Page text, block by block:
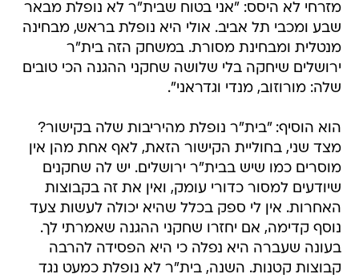
מזרחי לא היסס: "אני בטוח שבית"ר לא נופלת מבאר
שבע ומכבי תל אביב. אולי היא נופלת בראש, מבחינה
מנטלית ומבחינת מסורת. במשחק הזה בית"ר
ירושלים שיחקה בלי שלושה שחקני ההגנה הכי טובים
שלה: מורוזוב, מנדי וגדראני".
הוא הוסיף: "בית"ר נופלת מהיריבות שלה בקישור?
מצד שני, בחוליית הקישור הזאת, לאף אחת מהן אין
מוסרים כמו שיש בבית"ר ירושלים. יש לה שחקנים
שיודעים למסור כדורי עומק, ואין את זה בקבוצות
האחרות. אין לי ספק בכלל שהיא יכולה לעשות צעד
נוסף קדימה, אם יחזרו שחקני ההגנה שאמרתי לך.
בעונה שעברה היא נפלה כי היא הפסידה להרבה
קבוצות קטנות. השנה, בית"ר לא נופלת כמעט נגד